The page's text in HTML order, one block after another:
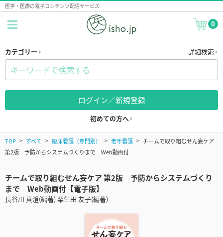
医学・医療の電子コンテンツ配信サービス
0
カテゴリー 詳細検索
ログイン／新規登録
初めての方へ
TOP すべて 臨床看護（専門別） 老年看護
チームで取り組むせん妄ケア
第2版 予防からシステムづくりまで Web動画付
チームで取り組むせん妄ケア 第2版 予防からシステムづくり
まで Web動画付【電子版】
長谷川 真澄(編著) 粟生田 友子(編著)